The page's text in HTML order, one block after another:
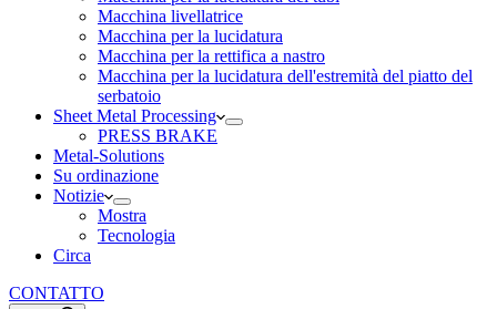
Macchina livellatrice
Macchina per la lucidatura
Macchina per la rettifica a nastro
Macchina per la lucidatura dell'estremità del piatto del
serbatoio
Sheet Metal Processing
PRESS BRAKE
Metal-Solutions
Su ordinazione
Notizie
Mostra
Tecnologia
Circa
CONTATTO